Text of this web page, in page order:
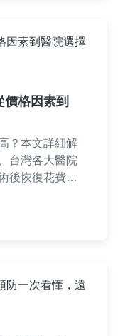
格因素到
？本文詳細解
台灣各大醫院
後恢復花費，